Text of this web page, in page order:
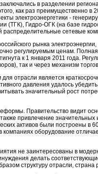
в разделении
как раз преимущественно в
электроэнергетики -
(ТГК), Гидро-ОГК (на базе
сетевые
рынка
регулируемым ценам.
к 1 января 2011 года.
так и через механизм
отрасли является
давления удалось
значительный рост
Правительство видит
привлечение
активов были построены в
оборудование
не заинтересованы в
делать
структуру отрасли, страна